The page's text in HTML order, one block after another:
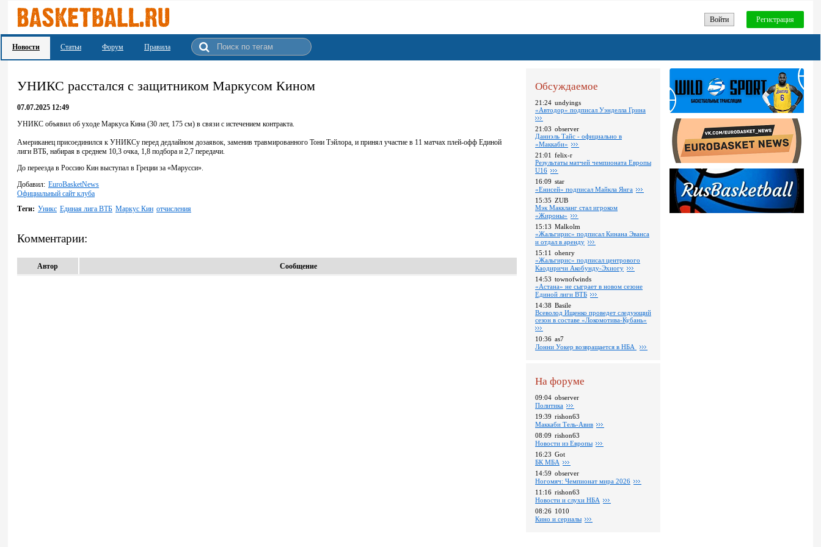
Войти Регистрация
Новости Статьи Форум Правила
УНИКС расстался с защитником Маркусом Кином
07.07.2025 12:49
УНИКС объявил об уходе Маркуса Кина (30 лет, 175 см) в связи с истечением контракта.
Американец присоединился к УНИКСу перед дедлайном дозаявок, заменив травмированного Тони Тэйлора, и принял участие в 11 матчах плей-офф Единой
лиги ВТБ, набирая в среднем 10,3 очка, 1,8 подбора и 2,7 передачи.
До переезда в Россию Кин выступал в Греции за «Марусси».
Добавил: EuroBasketNews
Официальный сайт клуба
Теги: Уникс Единая лига ВТБ Маркус Кин отчисления
Комментарии:
Автор Сообщение
Обсуждаемое
21:24 undyings
«Автодор» подписал Уэнделла Грина
21:03 observer
Даниэль Тайс - официально в
«Маккаби»
21:01 felix-r
Pезультаты матчей чемпионата Европы
U16
16:09 star
«Енисей» подписал Майкла Янга
15:35 ZUB
Мэк Маккланг стал игроком
«Жироны»
15:13 Malkolm
«Жальгирис» подписал Кинана Эванса
и отдал в аренду
15:11 ohenry
«Жальгирис» подписал центрового
Каодиричи Акобунду-Эхиогу
14:53 townofwinds
«Астана» не сыграет в новом сезоне
Единой лиги ВТБ
14:38 Basile
Всеволод Ищенко проведет следующий
сезон в составе «Локомотива-Кубань»
10:36 as7
Лонни Уокер возвращается в НБА
На форуме
09:04 observer
Политика
19:39 rishon63
Маккаби Тель-Авив
08:09 rishon63
Новости из Европы
16:23 Got
БК МБА
14:59 observer
Ногомяч: Чемпионат мира 2026
11:16 rishon63
Новости и слухи НБА
08:26 1010
Кино и сериалы